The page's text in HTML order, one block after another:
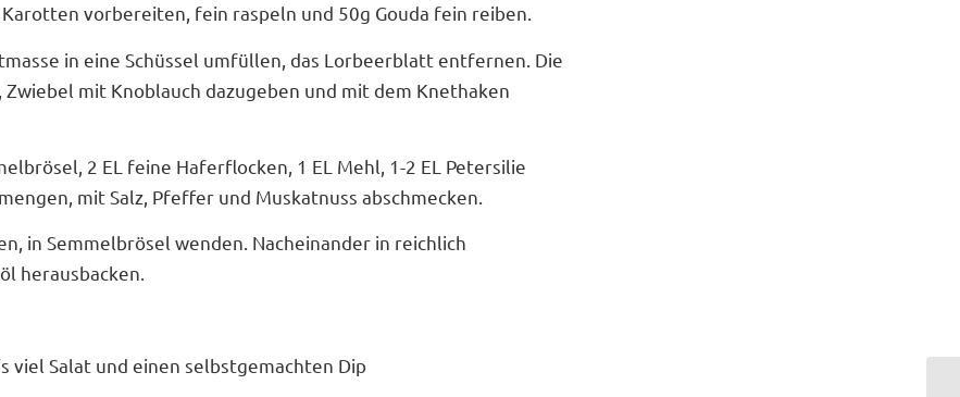
vorbereiten, fein raspeln und 50g Gouda fein reiben.
in eine Schüssel umfüllen, das Lorbeerblatt entfernen. Die
Zwiebel mit Knoblauch dazugeben und mit dem Knethaken
2 EL feine Haferflocken, 1 EL Mehl, 1-2 EL Petersilie
mit Salz, Pfeffer und Muskatnuss abschmecken.
in Semmelbrösel wenden. Nacheinander in reichlich
herausbacken.
viel Salat und einen selbstgemachten Dip